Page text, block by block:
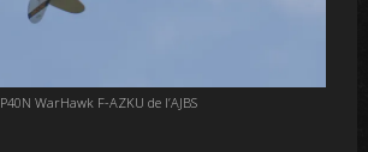
P40N WarHawk F-AZKU de l’AJBS